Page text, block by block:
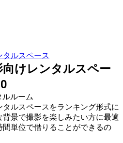
タルスペース
向けレンタルスペー
ルーム
ルスペースをランキング形式に
景で撮影を楽しみたい方に最適
単位で借りることができるの